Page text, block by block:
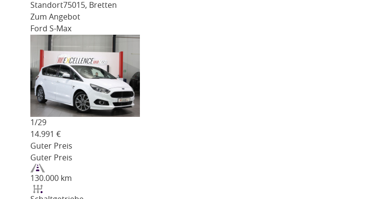
Standort75015, Bretten
Zum Angebot
Ford S-Max
1/29
14.991 €
Guter Preis
Guter Preis
130.000 km